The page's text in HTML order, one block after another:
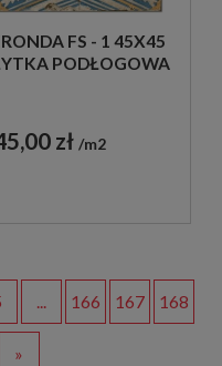
FS - 1 45X45
PODŁOGOWA
zł m2
... 166 167 168
»